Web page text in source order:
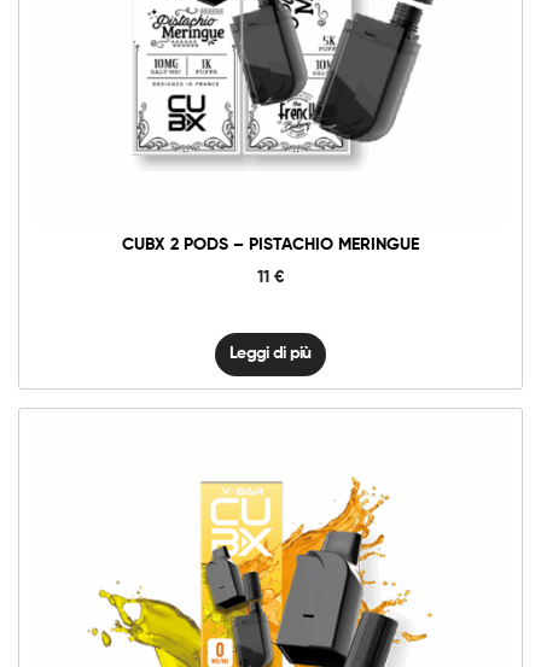
CUBX 2 PODS – PISTACHIO MERINGUE
11 €
Leggi di più